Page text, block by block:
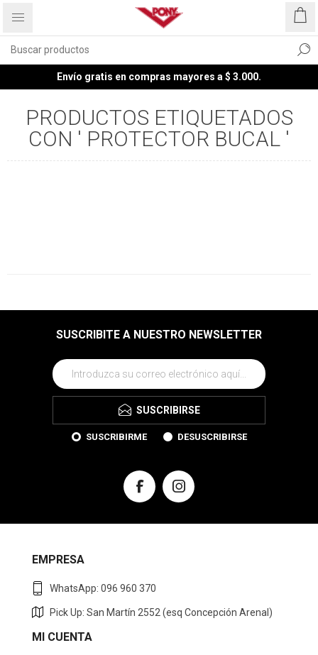
Envío gratis en compras mayores a $ 3.000.
PRODUCTOS ETIQUETADOS
CON ' PROTECTOR BUCAL '
SUSCRIBITE A NUESTRO NEWSLETTER
SUSCRIBIRSE
SUSCRIBIRME DESUSCRIBIRSE
EMPRESA
WhatsApp: 096 960 370
Pick Up: San Martín 2552 (esq Concepción Arenal)
MI CUENTA